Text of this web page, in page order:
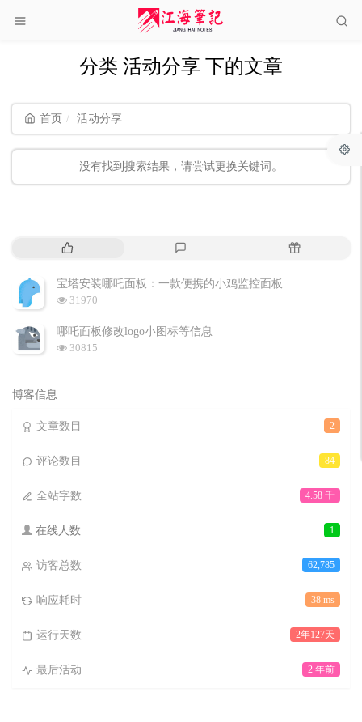
分类 活动分享 下的文章
首页 活动分享
没有找到搜索结果，请尝试更换关键词。
热
文
章
评
随
宝塔安装哪吒面板：一款便携的小鸡监控面板
浏
次
数:
31970
哪吒面板修改logo小图标等信息
浏
30815
博客信息
2
文章数目
84
评论数目
4.58 千
全站字数
1
在线人数
62,785
访客总数
38 ms
响应耗时
2年127天
运行天数
2 年前
最后活动